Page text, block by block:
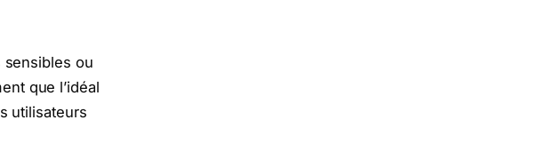
sensibles ou
que l’idéal
utilisateurs